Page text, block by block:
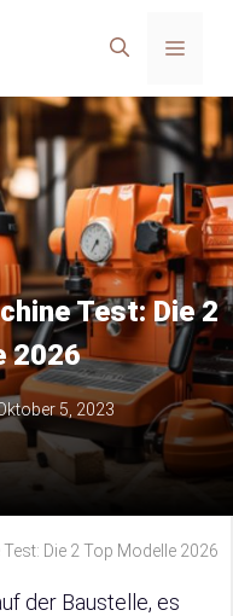
Menü
Test: Die 2
2026
5, 2023
Die 2 Top Modelle 2026
der Baustelle, es